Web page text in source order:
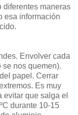
diferentes maneras
esa información
Envolver cada
nos quemen).
papel. Cerrar
Es muy
evitar que salga el
durante 10-15